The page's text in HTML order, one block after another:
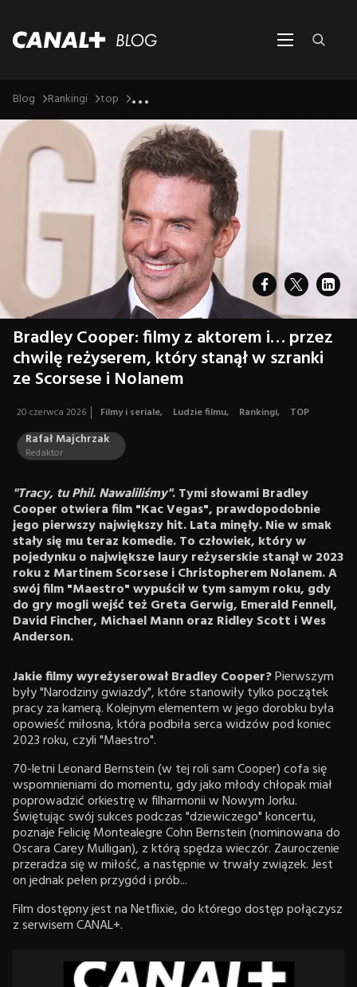
Blog Rankingi top ...
Bradley Cooper: filmy z aktorem i… przez
chwilę reżyserem, który stanął w szranki
ze Scorsese i Nolanem
20 czerwca 2026 Filmy i seriale, Ludzie filmu, Rankingi, TOP
Rafał Majchrzak
Redaktor
"Tracy, tu Phil. Nawaliliśmy". Tymi słowami Bradley
Cooper otwiera film "Kac Vegas", prawdopodobnie
jego pierwszy największy hit. Lata minęły. Nie w smak
stały się mu teraz komedie. To człowiek, który w
pojedynku o największe laury reżyserskie stanął w 2023
roku z Martinem Scorsese i Christopherem Nolanem. A
swój film "Maestro" wypuścił w tym samym roku, gdy
do gry mogli wejść też Greta Gerwig, Emerald Fennell,
David Fincher, Michael Mann oraz Ridley Scott i Wes
Anderson.
Jakie filmy wyreżyserował Bradley Cooper?Pierwszym
były "Narodziny gwiazdy", które stanowiły tylko początek
pracy za kamerą. Kolejnym elementem w jego dorobku była
opowieść miłosna, która podbiła serca widzów pod koniec
2023 roku, czyli "Maestro".
70-letni Leonard Bernstein (w tej roli sam Cooper) cofa się
wspomnieniami do momentu, gdy jako młody chłopak miał
poprowadzić orkiestrę w filharmonii w Nowym Jorku.
Świętując swój sukces podczas "dziewiczego" koncertu,
poznaje Felicię Montealegre Cohn Bernstein (nominowana do
Oscara Carey Mulligan), z którą spędza wieczór. Zauroczenie
przeradza się w miłość, a następnie w trwały związek. Jest
on jednak pełen przygód i prób...
Film dostępny jest na Netflixie, do którego dostęp połączysz
z serwisem CANAL+.